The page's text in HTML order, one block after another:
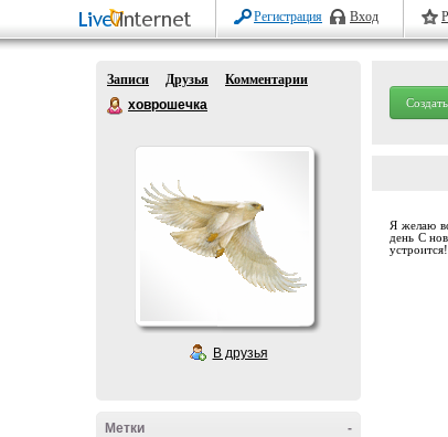
Регистрация Вход
Записи Друзья
Комментарии
ховрошечка
В друзья
-
Метки
Я желаю
день С
устроится!